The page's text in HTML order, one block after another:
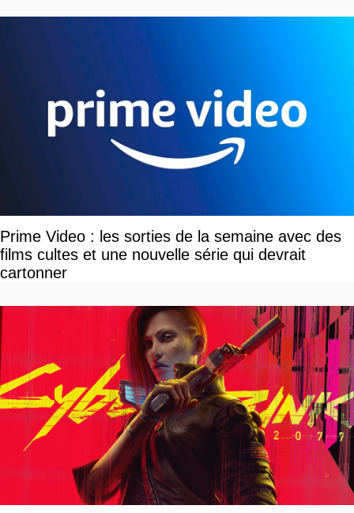
Prime Video : les sorties de la semaine avec des
films cultes et une nouvelle série qui devrait
cartonner